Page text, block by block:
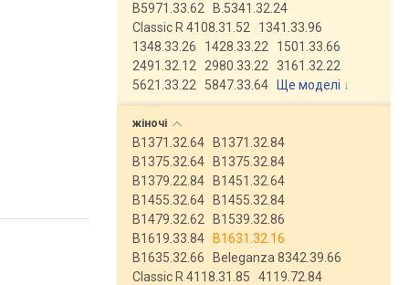
B5971.33.62
B.5341.32.24
Classic R 4108.31.52
1341.33.96
1348.33.26
1428.33.22
1501.33.66
2491.32.12
2980.33.22
3161.32.22
5621.33.22
5847.33.64 Ще моделі ↓
жіночі
B1371.32.64
B1371.32.84
B1375.32.64
B1375.32.84
B1379.22.84
B1451.32.64
B1455.32.64
B1455.32.84
B1479.32.62
B1539.32.86
B1619.33.84
B1631.32.16
B1635.32.66
Beleganza 8342.39.66
Classic R 4118.31.85
4119.72.84